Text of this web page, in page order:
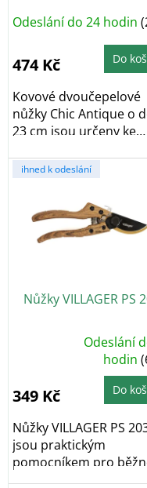
kOdeslání do 24 hodin
474 Kč Do
Kovové dvoučepelové
nůžky Chic Antique o
23 cm jsou určeny ke
ihned k odeslání
Nůžky VILLAGER PS
5,0
z
5
Odeslání
hodin
349 Kč Do
Nůžky VILLAGER PS
jsou praktickým
pomocníkem pro
péči o zahradu. Díky...